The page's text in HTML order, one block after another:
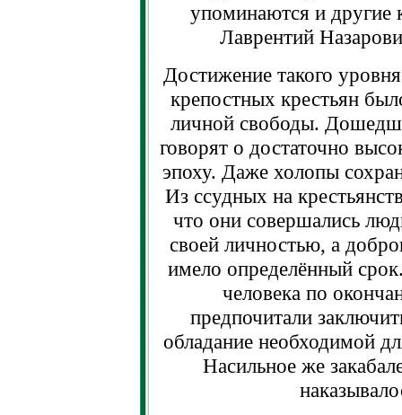
упоминаются и другие
Лаврентий
Достижение такого
крепостных крестьян
личной свободы.
говорят о достаточно
эпоху. Даже холопы
Из ссудных на
что они совершались
своей личностью, а
имело определённый
человека по
предпочитали
обладание необходимой
Насильное же